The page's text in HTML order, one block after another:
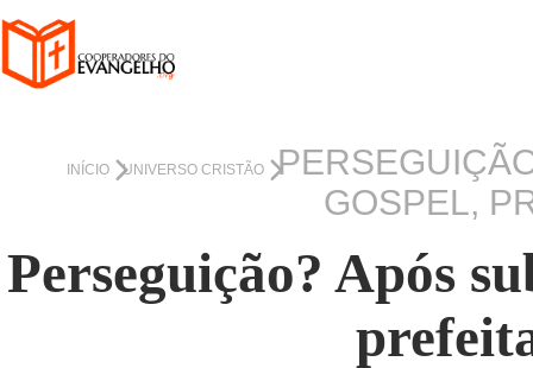
INÍCIO UNIVERSO CRISTÃO
GOSPEL,
Perseguição? Após